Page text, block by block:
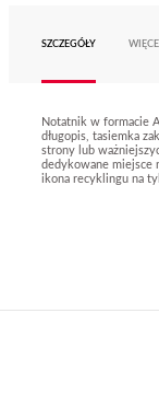
SZCZEGÓŁY
Notatnik w formacie
długopis, tasiemka
strony lub
dedykowane miejsce
ikona recyklingu na